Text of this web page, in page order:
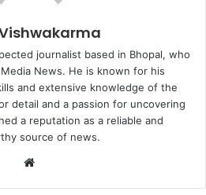
journalist based in Bhopal, who
News. He is known for his
and extensive knowledge of the
detail and a passion for uncovering
a reputation as a reliable and
source of news.
Website